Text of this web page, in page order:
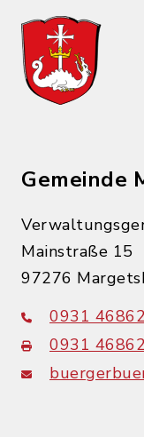
Gemeinde
Mainstraße 15
97276
0931
0931